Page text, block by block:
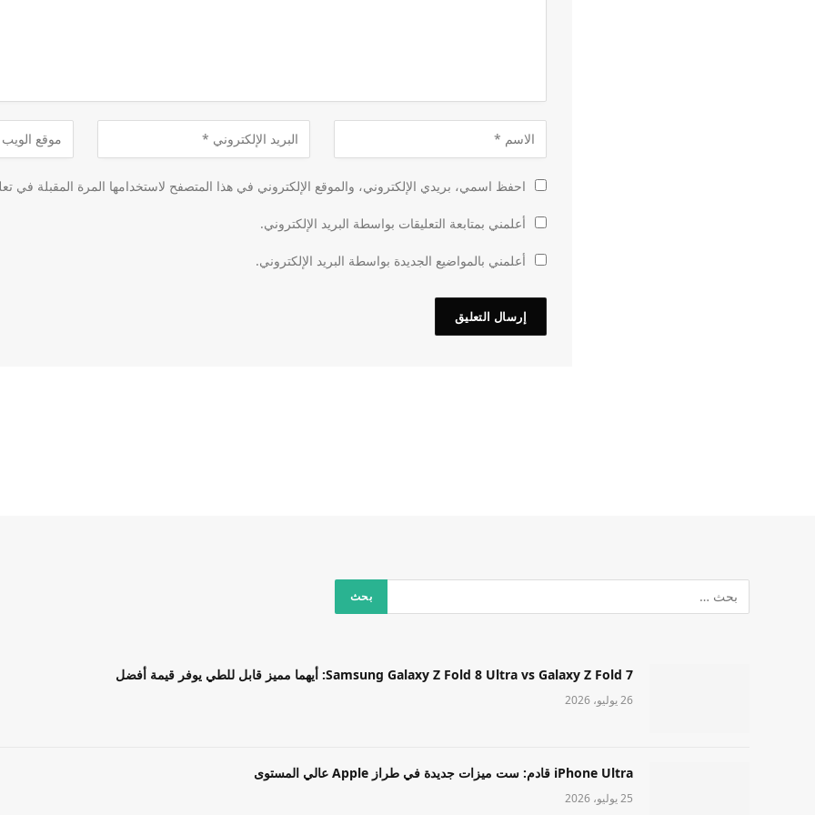
احفظ اسمي، بريدي الإلكتروني، والموقع الإلكتروني في هذا المتصفح لاستخدامها المرة المقبلة في
أعلمني بمتابعة التعليقات بواسطة البريد الإلكتروني.
أعلمني بالمواضيع الجديدة بواسطة البريد الإلكتروني.
Samsung Galaxy Z Fold 8 Ultra vs Galaxy Z Fold 7: أيهما مميز قابل للطي يوفر قيمة أفضل
26 يوليو، 2026
iPhone Ultra قادم: ست ميزات جديدة في طراز Apple عالي المستوى
25 يوليو، 2026